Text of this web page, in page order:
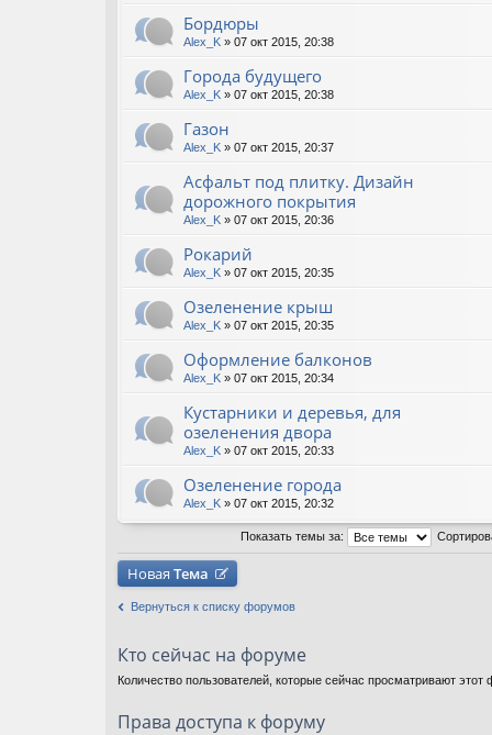
Бордюры
Alex_K » 07 окт 2015, 20:38
Города будущего
Alex_K » 07 окт 2015, 20:38
Газон
Alex_K » 07 окт 2015, 20:37
Асфальт под плитку. Дизайн
дорожного покрытия
Alex_K » 07 окт 2015, 20:36
Рокарий
Alex_K » 07 окт 2015, 20:35
Озеленение крыш
Alex_K » 07 окт 2015, 20:35
Оформление балконов
Alex_K » 07 окт 2015, 20:34
Кустарники и деревья, для
озеленения двора
Alex_K » 07 окт 2015, 20:33
Озеленение города
Alex_K » 07 окт 2015, 20:32
Показать темы за:
Новая Тема
Вернуться к списку форумов
Кто сейчас на форуме
Количество пользователей, которые сейчас просматривают
Права доступа к форуму